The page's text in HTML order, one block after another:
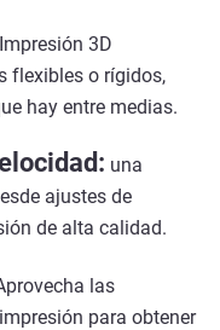
Impresión 3D
flexibles o rígidos,
hay entre medias.
una
ajustes de
de alta calidad.
las
para obtener